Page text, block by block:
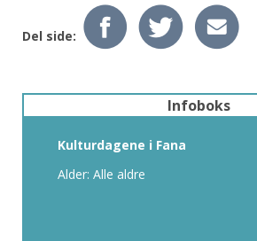
Del side:
Infoboks
Kulturdagene i Fana
Alder: Alle aldre